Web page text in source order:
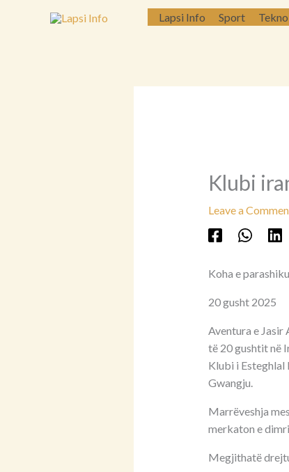
Lapsi Info Sport
Klubi
Leave a
Koha e
20 gusht 2025
Aventura e Jasir
të 20 gushtit në
Klubi i Esteghlal
Gwangju.
Marrëveshja
merkaton e
Megjithatë